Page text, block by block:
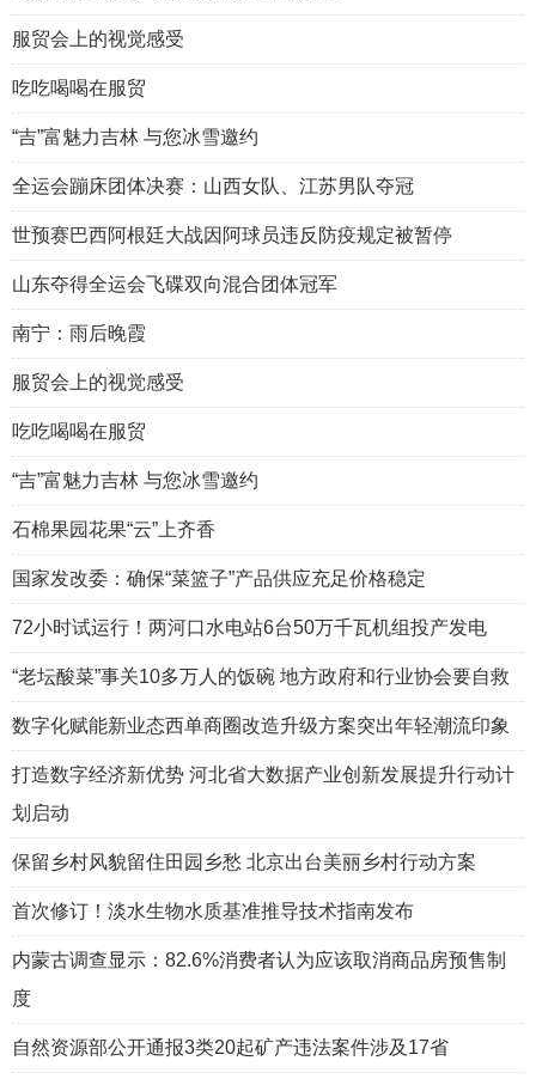
服贸会上的视觉感受
吃吃喝喝在服贸
“吉”富魅力吉林 与您冰雪邀约
全运会蹦床团体决赛：山西女队、江苏男队夺冠
世预赛巴西阿根廷大战因阿球员违反防疫规定被暂停
山东夺得全运会飞碟双向混合团体冠军
南宁：雨后晚霞
服贸会上的视觉感受
吃吃喝喝在服贸
“吉”富魅力吉林 与您冰雪邀约
石棉果园花果“云”上齐香
国家发改委：确保“菜篮子”产品供应充足价格稳定
72小时试运行！两河口水电站6台50万千瓦机组投产发电
“老坛酸菜”事关10多万人的饭碗 地方政府和行业协会要自救
数字化赋能新业态西单商圈改造升级方案突出年轻潮流印象
打造数字经济新优势 河北省大数据产业创新发展提升行动计
划启动
保留乡村风貌留住田园乡愁 北京出台美丽乡村行动方案
首次修订！淡水生物水质基准推导技术指南发布
内蒙古调查显示：82.6%消费者认为应该取消商品房预售制
度
自然资源部公开通报3类20起矿产违法案件涉及17省